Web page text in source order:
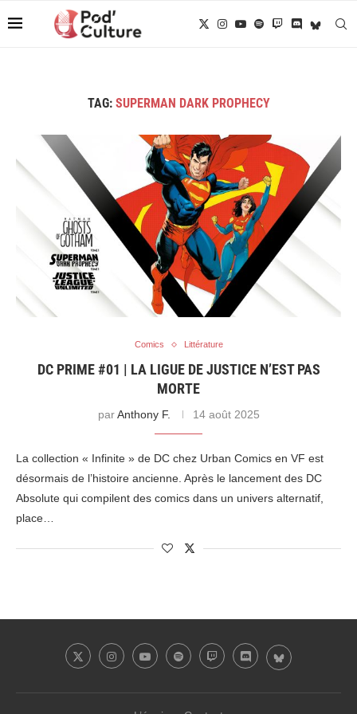
TAG: SUPERMAN DARK PROPHECY
Comics Littérature
DC PRIME #01 | LA LIGUE DE JUSTICE N’EST PAS
MORTE
parAnthony F. 14 août 2025
La collection « Infinite » de DC chez Urban Comics en VF est
désormais de l’histoire ancienne. Après le lancement des DC
Absolute qui compilent des comics dans un univers alternatif,
place…